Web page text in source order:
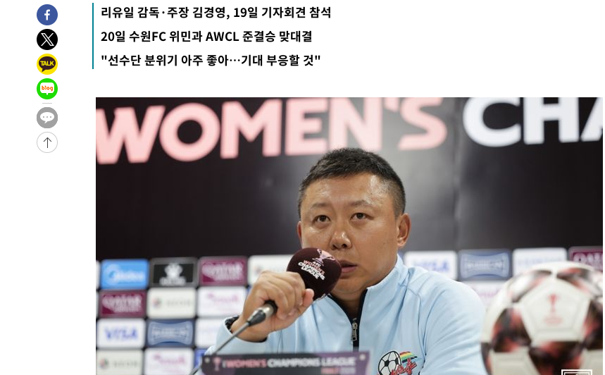
8시간 전 >
[속보]뉴욕증시 상승 마감…S&P 0.6% 나스닥 1.3%↑
-28164초 전 >
이란 "호르무즈 재개방 합의 근접…美 배상 선행돼야"
-19211초 전 >
한민수·김용 순
-19164초 전 >
[속보]김민석, 與 전대 당원투표 누적 득표율 45.42%로 1위… 정
청래 44.56%
-18446초 전 >
42.08%·宋 10.17%
-17980초 전 >
이강인 "아틀레티코 이적 기뻐…등번호 7번 의미보단 팀 위해 뛸
것"
-17915초 전 >
[속보]與 당대표 경선, 제주·인천 권리당원 투표 김민석 승리
-11689초 전 >
낮 최고 35도 '무더위'…동해안 시간당 30㎜ '강한 비'[내일날씨]
[속보]이강인 "감독님이 원하는 마음 느꼈고, 많은 트로피 원해 아
수도권 40도 육박 '펄펄'…동해안 일부 지역엔 호의주의보
강릉에 시간당 81.4㎜ 물폭탄…도로 잠기고 담벼락 붕괴
선재도서 해루질 나섰다 실종 60대, 닷새 만에 숨진 채 발견
남자 농구, 나고야 아시안게임서 '홈팀' 일본과 한일전
여수 오동도 해상서 모터보트 전복…1명 사망·1명 실종
극한폭염 한풀 꺾이지만…'낮 최고 35도' 무더위, 열대야 계속[다음주
축구협회 "압수수색·성접대 논란 사과…쇄신의 기회로 삼겠다"
[속보]'압수수색·성접대 논란' 축구협회 "실망과 걱정 안겨드려 죄송"
리유일 감독·주장 김경영, 19일 기자회견 참석
20일 수원FC 위민과 AWCL 준결승 맞대결
"선수단 분위기 아주 좋아…기대 부응할 것"